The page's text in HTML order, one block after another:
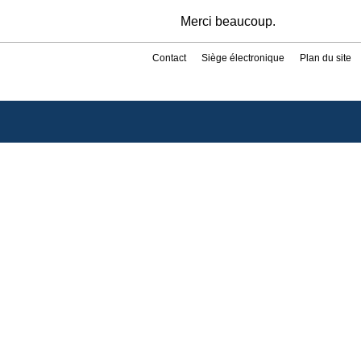
Merci beaucoup.
Contact Siège électronique Plan du site